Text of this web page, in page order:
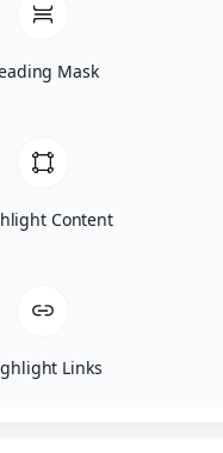
este CD? Tres
8. La conducción es
colectivamente
norteamericano
2013).
Conducción, o
que resulta al
improvisation”,
El método consiste
que el director hace
para que estos
acorde a los deseos
Como los músicos
Mask
Content
Links